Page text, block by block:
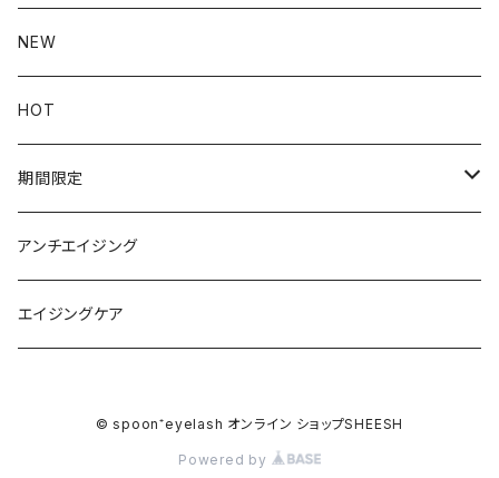
ファンデーション
UVケア
eye
まつ毛美容液
マスカラ
Lip
Day
Night
brow
ティント
body
ファンデーション
NEW
HOT
期間限定
キャンペーン
アンチエイジング
エイジングケア
© spoon⁺eyelash オンライン ショップSHEESH
Powered by